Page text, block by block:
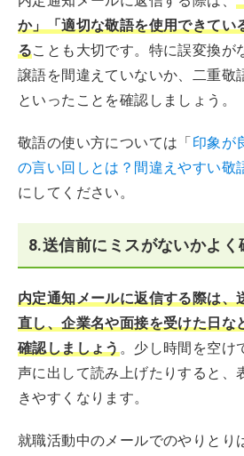
か」「適切な敬語を使用できてい
ることも大切です。特に誤変換が
譲語を間違えていないか、二重敬
といったことを確認しましょう。
敬語の使い方については「印象が
の言い回しとは？間違えやすい敬
にしてください。
8.送信前にミスがないかよく
内定通知メールに返信する際は、
直し、企業名や面接を受けた日な
確認しましょう。少し時間を空け
声に出して読み上げたりすると、
きやすくなります。
就職活動中のメールでのやりとり